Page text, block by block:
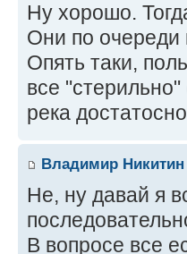
Ну хорошо.
Они по очереди
Опять таки,
все
река
Владимир Никитин
Не, ну давай я
В вопросе все